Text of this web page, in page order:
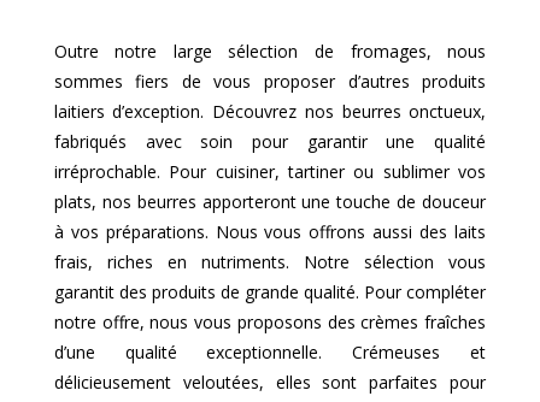
Outre notre large sélection de fromages, nous
sommes fiers de vous proposer d’autres produits
laitiers d’exception. Découvrez nos beurres onctueux,
fabriqués avec soin pour garantir une qualité
irréprochable. Pour cuisiner, tartiner ou sublimer vos
plats, nos beurres apporteront une touche de douceur
à vos préparations. Nous vous offrons aussi des laits
frais, riches en nutriments. Notre sélection vous
garantit des produits de grande qualité. Pour compléter
notre offre, nous vous proposons des crèmes fraîches
d’une qualité exceptionnelle. Crémeuses et
délicieusement veloutées, elles sont parfaites pour